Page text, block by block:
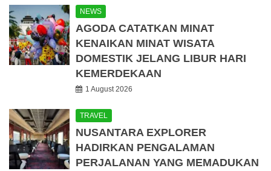
NEWS
AGODA CATATKAN MINAT
KENAIKAN MINAT WISATA
DOMESTIK JELANG LIBUR HARI
KEMERDEKAAN
1 August 2026
TRAVEL
NUSANTARA EXPLORER
HADIRKAN PENGALAMAN
PERJALANAN YANG MEMADUKAN